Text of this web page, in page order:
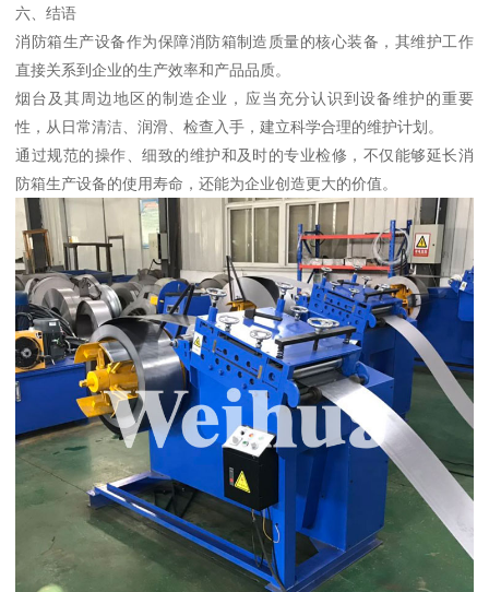
六、结语
消防箱生产设备作为保障消防箱制造质量的核心装备，其维护工作
直接关系到企业的生产效率和产品品质。
烟台及其周边地区的制造企业，应当充分认识到设备维护的重要
性，从日常清洁、润滑、检查入手，建立科学合理的维护计划。
通过规范的操作、细致的维护和及时的专业检修，不仅能够延长消
防箱生产设备的使用寿命，还能为企业创造更大的价值。